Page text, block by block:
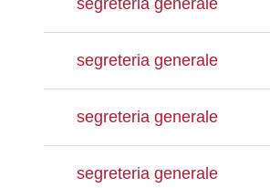
segreteria generale
segreteria generale
segreteria generale
segreteria generale